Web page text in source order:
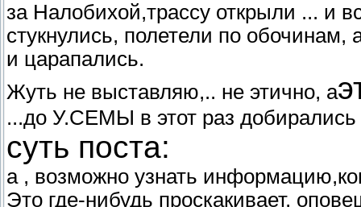
за Налобихой,трассу открыли ... и
стукнулись, полетели по обочинам,
и царапались.
Жуть не выставляю,.. не этично, а
...до У.СЕМЫ в этот раз
суть поста:
а , возможно узнать
Это где-нибудь проскакивает,